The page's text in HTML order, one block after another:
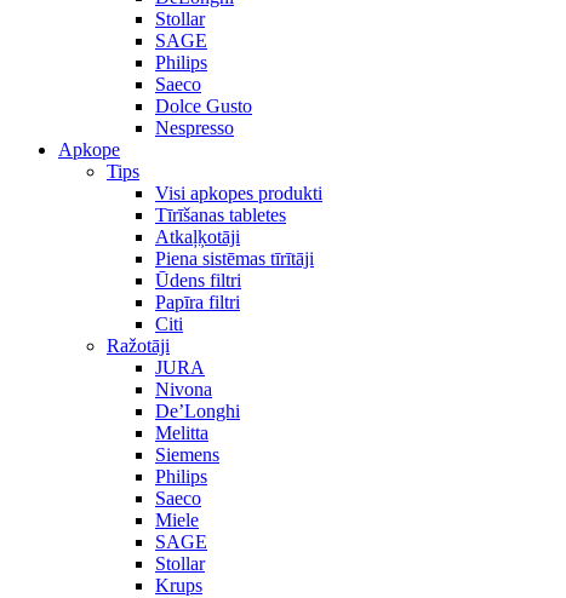
Stollar
SAGE
Philips
Saeco
Dolce Gusto
Nespresso
Apkope
Tips
Visi apkopes produkti
Tīrīšanas tabletes
Atkaļķotāji
Piena sistēmas tīrītāji
Ūdens filtri
Papīra filtri
Citi
Ražotāji
JURA
Nivona
De’Longhi
Melitta
Siemens
Philips
Saeco
Miele
SAGE
Stollar
Krups